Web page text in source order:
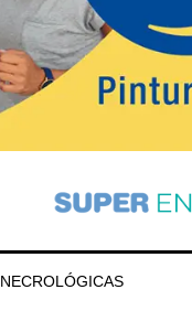
NECROLÓGICAS